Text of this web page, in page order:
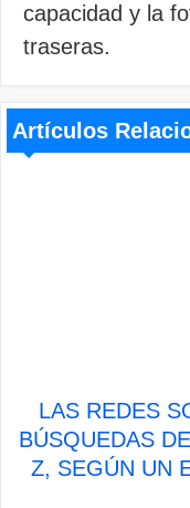
capacidad y la
traseras.
Artículos
LAS REDES
BÚSQUEDAS
Z, SEGÚN UN